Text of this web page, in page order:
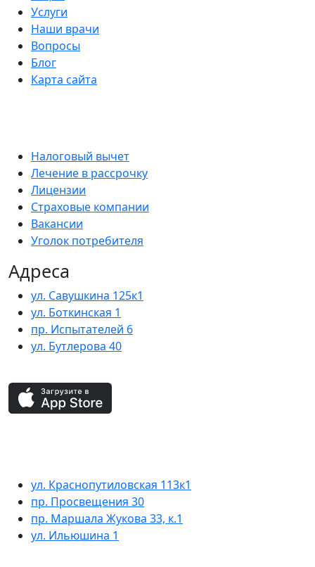
Услуги
Наши врачи
Вопросы
Блог
Карта сайта
Налоговый вычет
Лечение в рассрочку
Лицензии
Страховые компании
Вакансии
Уголок потребителя
Адреса
ул. Савушкина 125к1
ул. Боткинская 1
пр. Испытателей 6
ул. Бутлерова 40
ул. Краснопутиловская 113к1
пр. Просвещения 30
пр. Маршала Жукова 33, к.1
ул. Ильюшина 1